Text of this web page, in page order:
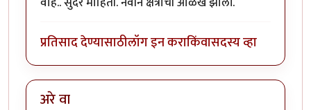
प्रतिसाद देण्यासाठीलॉग इन कराकिंवासदस्य व्हा
अरे वा